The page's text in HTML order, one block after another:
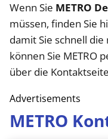
Wenn Sie METRO
müssen, finden Sie
damit Sie schnell
können Sie METRO
über die
Advertisements
METRO